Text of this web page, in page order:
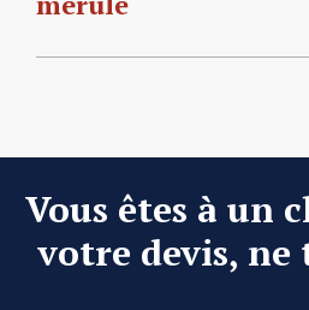
Vous êtes à un
votre devis, ne